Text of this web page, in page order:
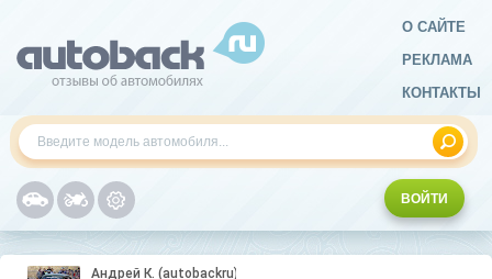
О САЙТЕ
РЕКЛАМА
КОНТАКТЫ
ВОЙТИ